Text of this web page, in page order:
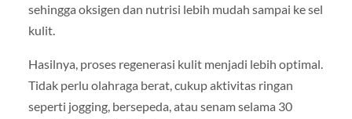
sehingga oksigen dan nutrisi lebih mudah sampai ke sel
kulit.
Hasilnya, proses regenerasi kulit menjadi lebih optimal.
Tidak perlu olahraga berat, cukup aktivitas ringan
seperti jogging, bersepeda, atau senam selama 30